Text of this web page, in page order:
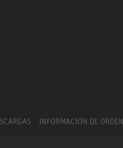
INFORMACIÓN DE ORDEN